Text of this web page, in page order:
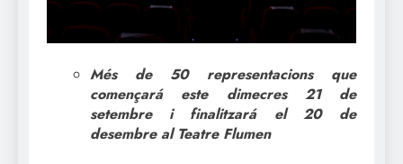
Més de 50 representacions que
començará este dimecres 21 de
setembre i finalitzará el 20 de
desembre al Teatre Flumen